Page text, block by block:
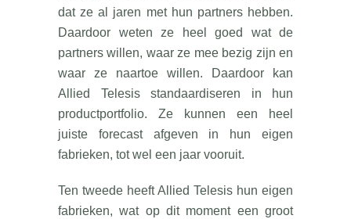
dat ze al jaren met hun partners hebben.
Daardoor weten ze heel goed wat de
partners willen, waar ze mee bezig zijn en
waar ze naartoe willen. Daardoor kan
Allied Telesis standaardiseren in hun
productportfolio. Ze kunnen een heel
juiste forecast afgeven in hun eigen
fabrieken, tot wel een jaar vooruit.
Ten tweede heeft Allied Telesis hun eigen
fabrieken, wat op dit moment een groot